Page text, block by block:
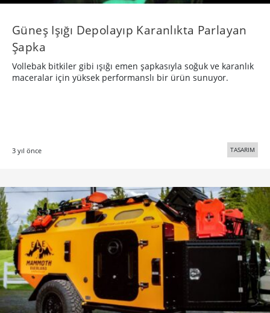
Güneş Işığı Depolayıp Karanlıkta Parlayan
Şapka
Vollebak bitkiler gibi ışığı emen şapkasıyla soğuk ve karanlık
maceralar için yüksek performanslı bir ürün sunuyor.
3 yıl önce TASARIM